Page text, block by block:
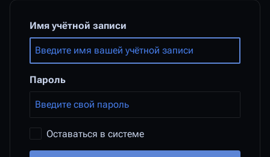
Имя учётной записи
Пароль
Оставаться в системе